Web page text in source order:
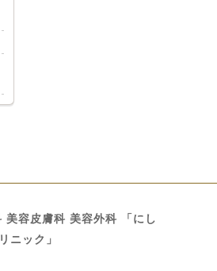
美容皮膚科 美容外科 「にし
ニック」